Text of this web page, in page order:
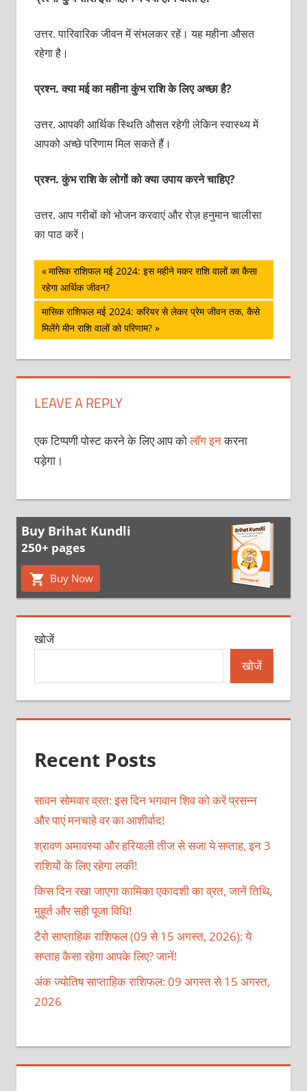
उत्तर. पारिवारिक जीवन में संभलकर रहें। यह महीना औसत
रहेगा है।
प्रश्‍न. क्‍या मई का महीना कुंभ राशि के लिए अच्‍छा है?
उत्तर. आपकी आर्थिक स्थिति औसत रहेगी लेकिन स्‍वास्‍थ्‍य में
आपको अच्‍छे परिणाम मिल सकते हैं।
प्रश्‍न. कुंभ राशि के लोगों को क्‍या उपाय करने चाहिए?
उत्तर. आप गरीबों को भोजन करवाएं और रोज़ हनुमान चालीसा
का पाठ करें।
पोस्ट
नेविगेशन
Previous
Post:
मासिक राशिफल मई 2024: इस महीने मकर राशि वालों का कैसा
रहेगा आर्थिक जीवन?
Next
Post:
मासिक राशिफल मई 2024: करियर से लेकर प्रेम जीवन तक, कैसे
मिलेंगे मीन राशि वालों को परिणाम?
LEAVE A REPLY
एक टिप्पणी पोस्ट करने के लिए आप कोलॉग इनकरना
पड़ेगा।
Buy Brihat Kundli
250+ pages
Buy Now
खोजें
खोजें
Recent Posts
सावन सोमवार व्रत: इस दिन भगवान शिव को करें प्रसन्न
और पाएं मनचाहे वर का आशीर्वाद!
श्रावण अमावस्या और हरियाली तीज से सजा ये सप्ताह, इन 3
राशियों के लिए रहेगा लकी!
किस दिन रखा जाएगा कामिका एकादशी का व्रत, जानें तिथि,
मुहूर्त और सही पूजा विधि!
टैरो साप्ताहिक राशिफल (09 से 15 अगस्त, 2026): ये
सप्ताह कैसा रहेगा आपके लिए? जानें!
अंक ज्योतिष साप्ताहिक राशिफल: 09 अगस्त से 15 अगस्त,
2026